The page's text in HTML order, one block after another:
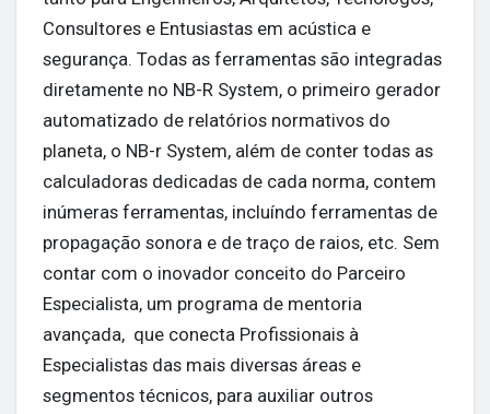
Meus Grupos
Explorar Páginas
Postagens populares
Descubra Novas Postagens
Consultores e Entusiastas em acústica e
segurança. Todas as ferramentas são integradas
diretamente no NB-R System, o primeiro gerador
automatizado de relatórios normativos do
planeta, o NB-r System, além de conter todas as
calculadoras dedicadas de cada norma, contem
inúmeras ferramentas, incluíndo ferramentas de
propagação sonora e de traço de raios, etc. Sem
contar com o inovador conceito do Parceiro
Especialista, um programa de mentoria
avançada, que conecta Profissionais à
Especialistas das mais diversas áreas e
segmentos técnicos, para auxiliar outros